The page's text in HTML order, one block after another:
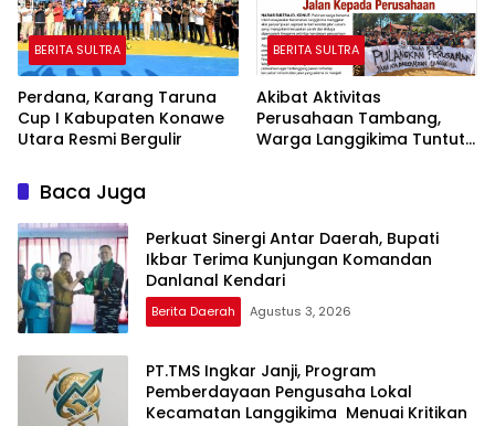
BERITA SULTRA
Perdana, Karang Taruna
Cup I Kabupaten Konawe
Utara Resmi Bergulir
BERITA SULTRA
Akibat Aktivitas
Perusahaan Tambang,
Warga Langgikima Tuntut
Baca Juga
Perkuat Sinergi Antar Daerah, Bupati
Ikbar Terima Kunjungan Komandan
Danlanal Kendari
Berita Daerah Agustus 3, 2026
PT.TMS Ingkar Janji, Program
Pemberdayaan Pengusaha Lokal
Kecamatan Langgikima Menuai Kritikan